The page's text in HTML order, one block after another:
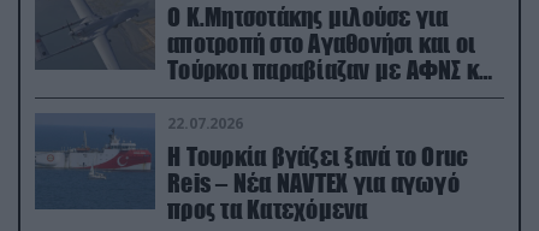
Ο Κ.Μητσοτάκης μιλούσε για
αποτροπή στο Αγαθονήσι και οι
Τούρκοι παραβίαζαν με ΑΦΝΣ και
drone
22.07.2026
Η Τουρκία βγάζει ξανά το Oruc
Reis – Νέα NAVTEX για αγωγό
προς τα Κατεχόμενα